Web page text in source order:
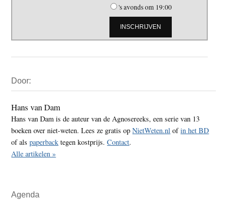
's avonds om 19:00
Sidebar
Door:
Hans van Dam
Hans van Dam is de auteur van de Agnosereeks, een serie van 13
boeken over niet-weten. Lees ze gratis opNietWeten.nl ofin het BD
of alspaperback tegen kostprijs.Contact.
Alle artikelen »
Agenda